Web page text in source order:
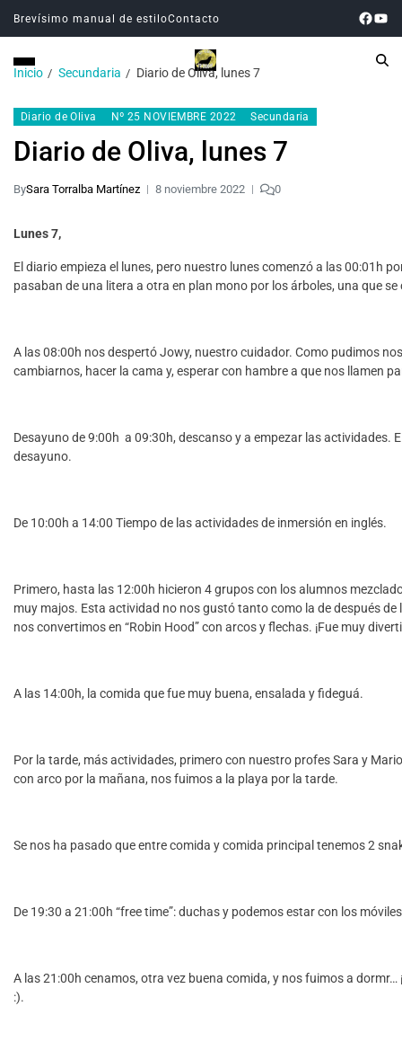
Brevísimo manual de estiloContacto
Inicio Secundaria Diario de Oliva, lunes 7
Diario de Oliva Nº 25 NOVIEMBRE 2022 Secundaria
Diario de Oliva, lunes 7
BySara Torralba Martínez 8 noviembre 2022 0
Lunes 7,
El diario empieza el lunes, pero nuestro lunes comenzó a las 00:01h
pasaban de una litera a otra en plan mono por los árboles, una que
A las 08:00h nos despertó Jowy, nuestro cuidador. Como pudimos
cambiarnos, hacer la cama y, esperar con hambre a que nos llamen
Desayuno de 9:00h a 09:30h, descanso y a empezar las
desayuno.
De 10:00h a 14:00 Tiempo de las actividades de inmersión en inglés.
Primero, hasta las 12:00h hicieron 4 grupos con los alumnos
muy majos. Esta actividad no nos gustó tanto como la de después
nos convertimos en “Robin Hood” con arcos y flechas. ¡Fue muy
A las 14:00h, la comida que fue muy buena, ensalada y fideguá.
Por la tarde, más actividades, primero con nuestro profes Sara y
con arco por la mañana, nos fuimos a la playa por la tarde.
Se nos ha pasado que entre comida y comida principal tenemos 2
De 19:30 a 21:00h “free time”: duchas y podemos estar con los
A las 21:00h cenamos, otra vez buena comida, y nos fuimos a
:).